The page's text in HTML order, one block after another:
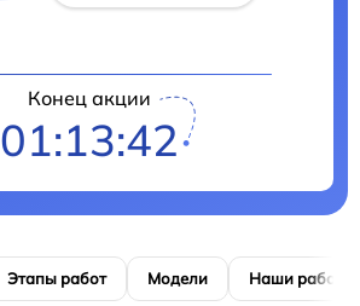
Конец акции
01:13:42
Этапы работ Модели Наши работы